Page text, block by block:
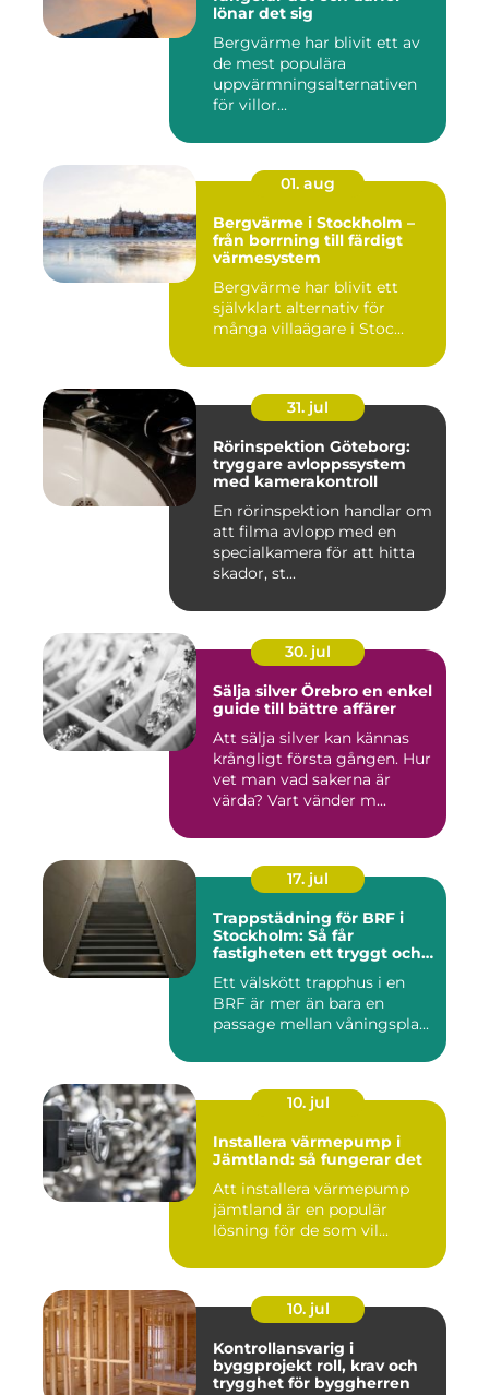
lönar det sig
Bergvärme har blivit ett av
de mest populära
uppvärmningsalternativen
för villor...
01. aug
Bergvärme i Stockholm –
från borrning till färdigt
värmesystem
Bergvärme har blivit ett
självklart alternativ för
många villaägare i Stoc...
31. jul
Rörinspektion Göteborg:
tryggare avloppssystem
med kamerakontroll
En rörinspektion handlar om
att filma avlopp med en
specialkamera för att hitta
skador, st...
30. jul
Sälja silver Örebro en enkel
guide till bättre affärer
Att sälja silver kan kännas
krångligt första gången. Hur
vet man vad sakerna är
värda? Vart vänder m...
17. jul
Trappstädning för BRF i
Stockholm: Så får
fastigheten ett tryggt och
Ett välskött trapphus i en
BRF är mer än bara en
passage mellan våningspla...
10. jul
Installera värmepump i
Jämtland: så fungerar det
Att installera värmepump
jämtland är en populär
lösning för de som vil...
10. jul
Kontrollansvarig i
byggprojekt roll, krav och
trygghet för byggherren